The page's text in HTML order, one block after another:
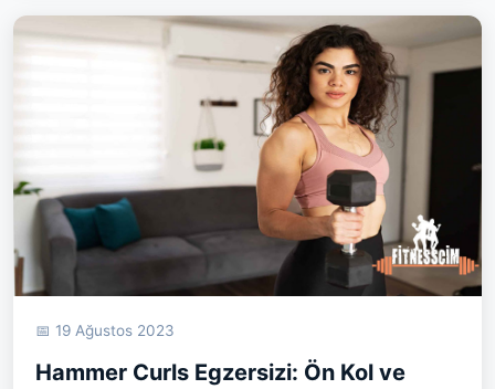
📅 19 Ağustos 2023
Hammer Curls Egzersizi: Ön Kol ve